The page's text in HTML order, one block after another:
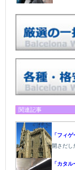
関連記事
「フィ
開さだし
「カタ